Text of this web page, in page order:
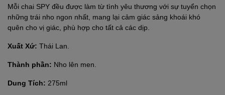
Mỗi chai SPY đều được làm từ tình yêu thương với sự tuyển chọn
những trái nho ngon nhất, mang lại cảm giác sảng khoái khó
quên cho vị giác, phù hợp cho tất cả các dịp.
Xuất Xứ: Thái Lan.
Thành phần: Nho lên men.
Dung Tích: 275ml